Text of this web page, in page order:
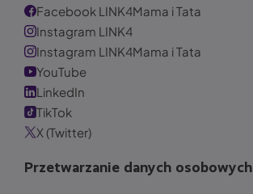
Facebook LINK4Mama i Tata
Instagram LINK4
Instagram LINK4Mama i Tata
YouTube
LinkedIn
TikTok
X (Twitter)
Przetwarzanie danych osobowych